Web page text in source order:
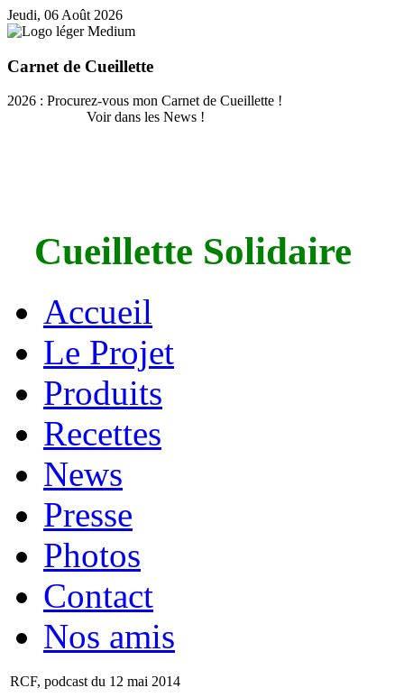
Jeudi, 06 Août 2026
Carnet de Cueillette
2026 : Procurez-vous mon Carnet de Cueillette !
Voir dans les News !
Cueillette Solidaire
Accueil
Le Projet
Produits
Recettes
News
Presse
Photos
Contact
Nos amis
RCF, podcast du 12 mai 2014